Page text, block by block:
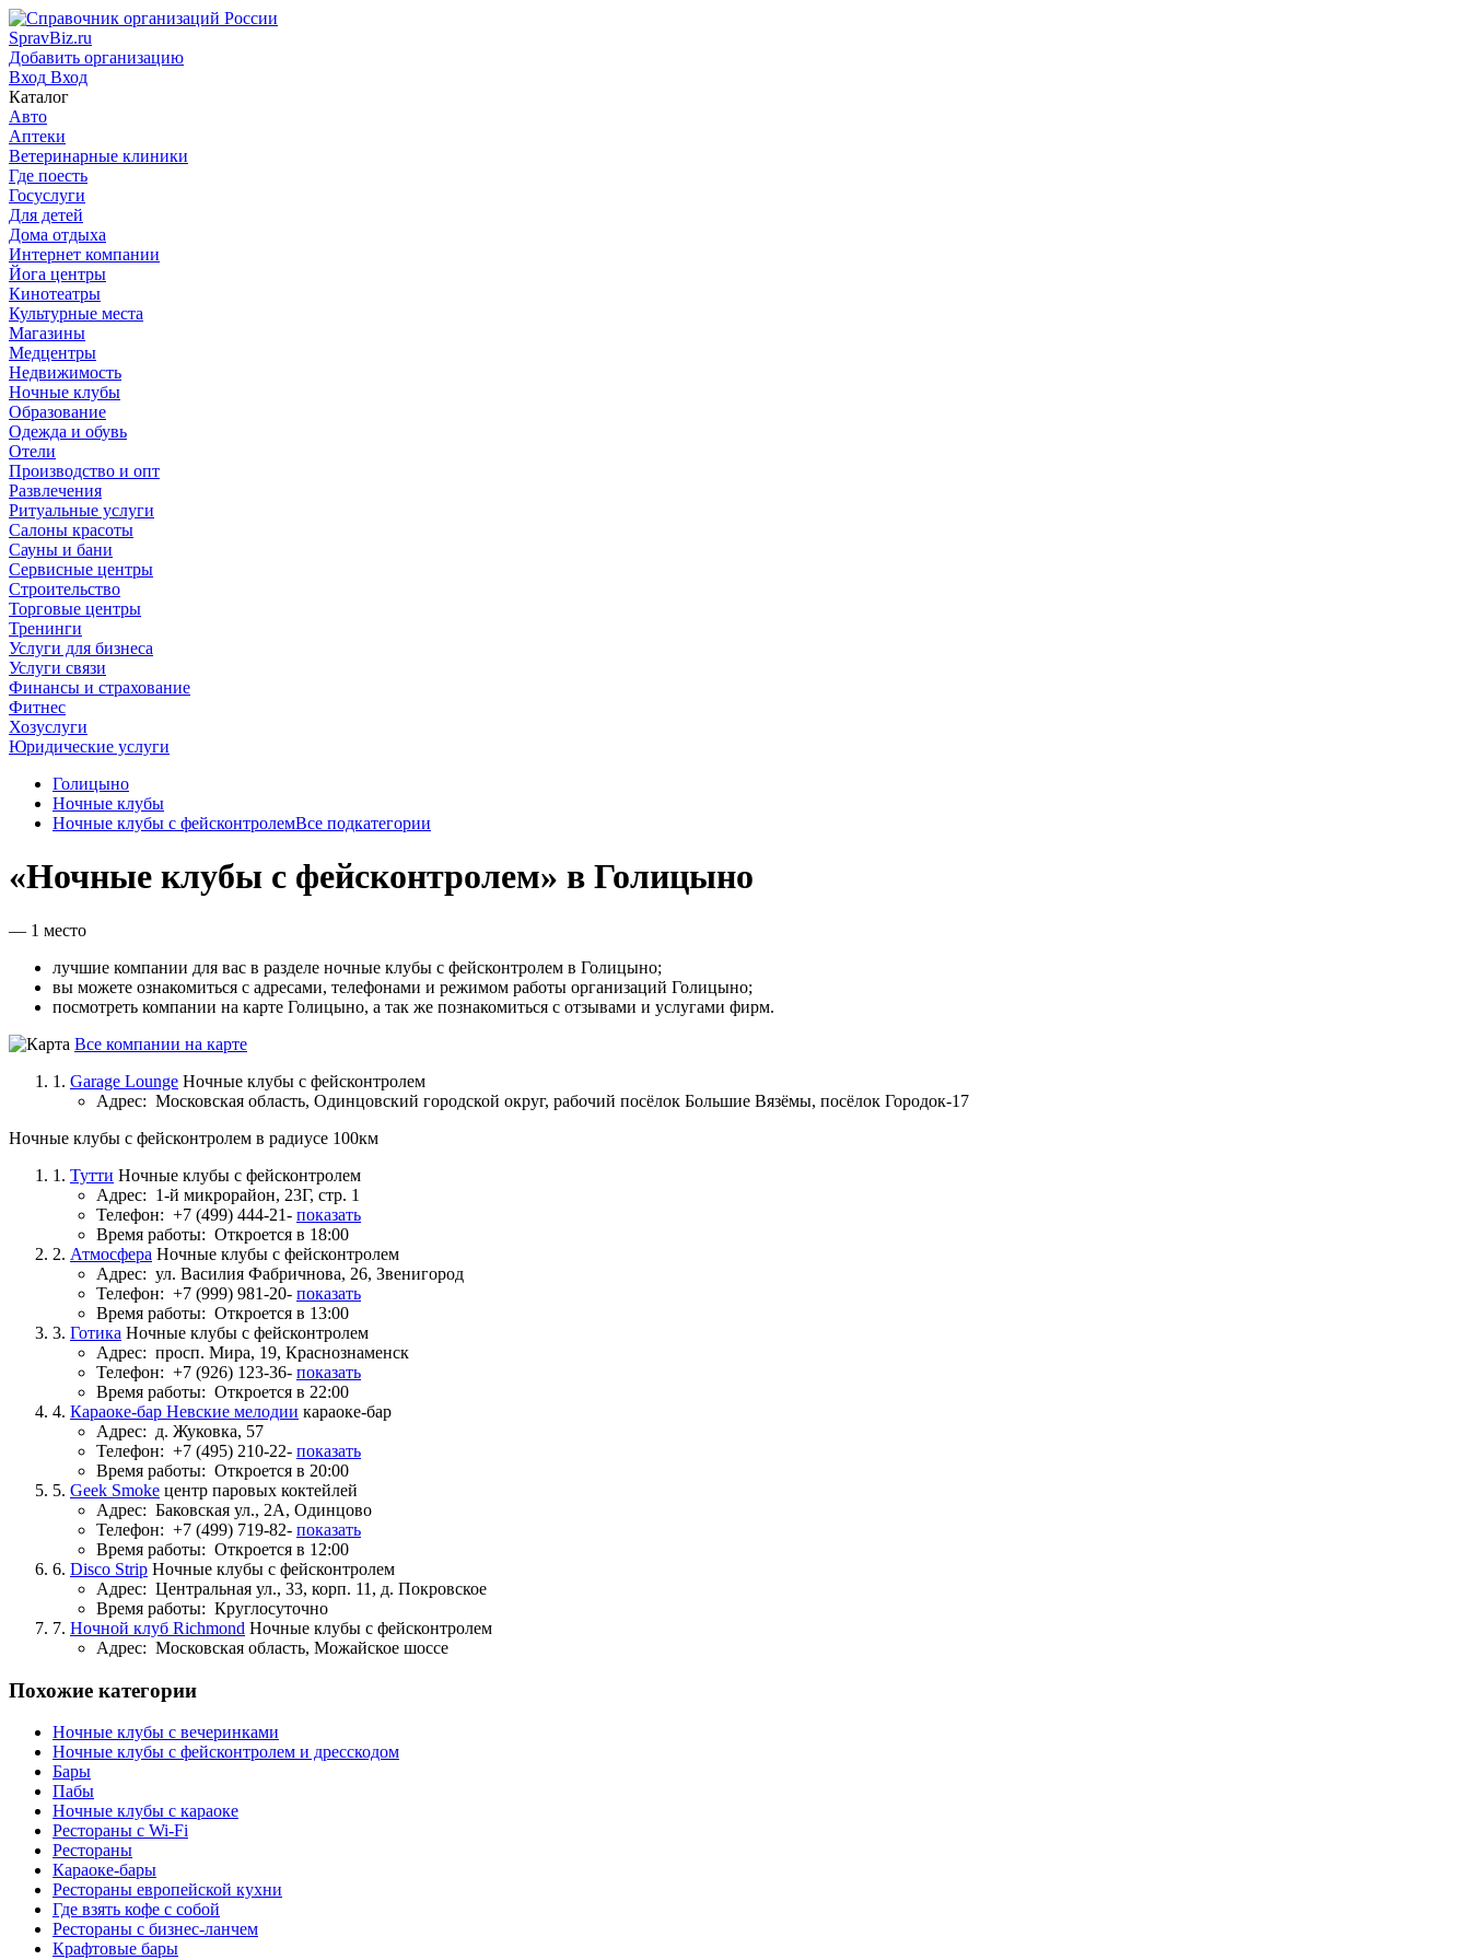
SpravBiz.ru
Добавить организацию
Вход Вход
Каталог
Авто
Аптеки
Ветеринарные клиники
Где поесть
Госуслуги
Для детей
Дома отдыха
Интернет компании
Йога центры
Кинотеатры
Культурные места
Магазины
Медцентры
Недвижимость
Ночные клубы
Образование
Одежда и обувь
Отели
Производство и опт
Развлечения
Ритуальные услуги
Салоны красоты
Сауны и бани
Сервисные центры
Строительство
Торговые центры
Тренинги
Услуги для бизнеса
Услуги связи
Финансы и страхование
Фитнес
Хозуслуги
Юридические услуги
Голицыно
Ночные клубы
Ночные клубы с фейсконтролемВсе подкатегории
«Ночные клубы с фейсконтролем» в Голицыно
— 1 место
лучшие компании для вас в разделе ночные клубы с фейсконтролем в Голицыно;
вы можете ознакомиться с адресами, телефонами и режимом работы организаций Голицыно;
посмотреть компании на карте Голицыно, а так же познакомиться с отзывами и услугами фирм.
Все компании на карте
1. Garage Lounge Ночные клубы с фейсконтролем
Адрес: Московская область, Одинцовский городской округ, рабочий посёлок Большие Вязёмы, посёлок Городок-17
Ночные клубы с фейсконтролем в радиусе 100км
1. Тутти Ночные клубы с фейсконтролем
Адрес: 1-й микрорайон, 23Г, стр. 1
Телефон: +7 (499) 444-21- показать
Время работы: Откроется в 18:00
2. Атмосфера Ночные клубы с фейсконтролем
Адрес: ул. Василия Фабричнова, 26, Звенигород
Телефон: +7 (999) 981-20- показать
Время работы: Откроется в 13:00
3. Готика Ночные клубы с фейсконтролем
Адрес: просп. Мира, 19, Краснознаменск
Телефон: +7 (926) 123-36- показать
Время работы: Откроется в 22:00
4. Караоке-бар Невские мелодии караоке-бар
Адрес: д. Жуковка, 57
Телефон: +7 (495) 210-22- показать
Время работы: Откроется в 20:00
5. Geek Smoke центр паровых коктейлей
Адрес: Баковская ул., 2А, Одинцово
Телефон: +7 (499) 719-82- показать
Время работы: Откроется в 12:00
6. Disco Strip Ночные клубы с фейсконтролем
Адрес: Центральная ул., 33, корп. 11, д. Покровское
Время работы: Круглосуточно
7. Ночной клуб Richmond Ночные клубы с фейсконтролем
Адрес: Московская область, Можайское шоссе
Похожие категории
Ночные клубы с вечеринками
Ночные клубы с фейсконтролем и дресскодом
Бары
Пабы
Ночные клубы с караоке
Рестораны с Wi-Fi
Рестораны
Караоке-бары
Рестораны европейской кухни
Где взять кофе с собой
Рестораны с бизнес-ланчем
Крафтовые бары